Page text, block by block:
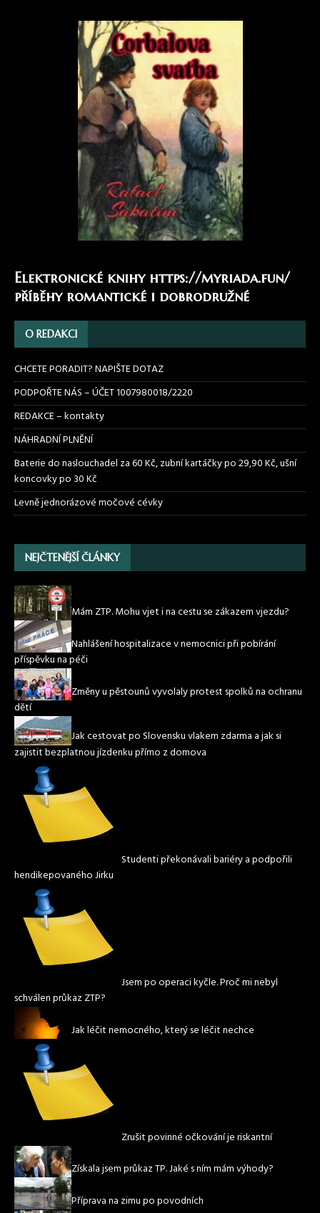
Elektronické knihy https://myriada.fun/
příběhy romantické i dobrodružné
O REDAKCI
CHCETE PORADIT? NAPIŠTE DOTAZ
PODPOŘTE NÁS – ÚČET 1007980018/2220
REDAKCE – kontakty
NÁHRADNÍ PLNĚNÍ
Baterie do naslouchadel za 60 Kč, zubní kartáčky po 29,90 Kč, ušní
koncovky po 30 Kč
Levně jednorázové močové cévky
NEJČTENĚJŠÍ ČLÁNKY
Mám ZTP. Mohu vjet i na cestu se zákazem vjezdu?
Nahlášení hospitalizace v nemocnici při pobírání
příspěvku na péči
Změny u pěstounů vyvolaly protest spolků na ochranu
dětí
Jak cestovat po Slovensku vlakem zdarma a jak si
zajistit bezplatnou jízdenku přímo z domova
Studenti překonávali bariéry a podpořili
hendikepovaného Jirku
Jsem po operaci kyčle. Proč mi nebyl
schválen průkaz ZTP?
Jak léčit nemocného, který se léčit nechce
Zrušit povinné očkování je riskantní
Získala jsem průkaz TP. Jaké s ním mám výhody?
Příprava na zimu po povodních